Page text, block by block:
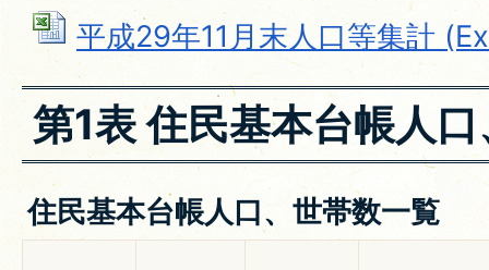
平成29年11月末人口等集計
第1表 住民基本台帳人
住民基本台帳人口、世帯数一覧